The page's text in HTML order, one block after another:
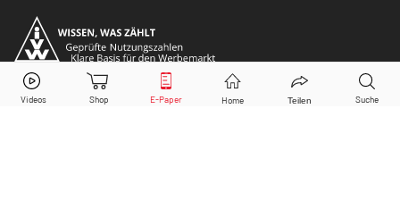
Tesla Aktie jetzt handeln?